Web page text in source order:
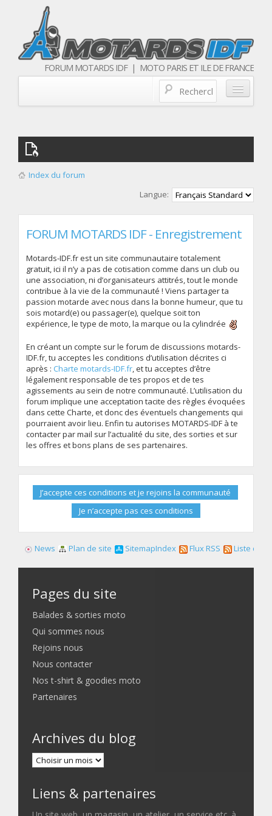
FORUM MOTARDS IDF | MOTO PARIS ET ILE DE FRANCE
Forum
Balades & sorties moto
Index du forum
Langue:
FORUM MOTARDS IDF - Enregistrement
Motards-IDF.fr est un site communautaire totalement
gratuit, ici il n’y a pas de cotisation comme dans un club ou
une association, ni d’organisateurs attitrés, tout le monde
contribue à la vie de la communauté ! Viens partager ta
passion motarde avec nous dans la bonne humeur, que tu
sois motard(e) ou passager(e), quelque soit ton
expérience, le type de moto, la marque ou la cylindrée
En créant un compte sur le forum de discussions motards-
IDF.fr, tu acceptes les conditions d’utilisation décrites ci
après : Charte motards-IDF.fr, et tu acceptes d’être
légalement responsable de tes propos et de tes
agissements au sein de notre communauté. L’utilisation du
forum implique une acceptation tacite des règles évoquées
dans cette Charte, et donc des éventuels changements qui
pourraient avoir lieu. Enfin tu autorises MOTARDS-IDF à te
contacter par mail sur l’actualité du site, des sorties et sur
les offres et bons plans de ses partenaires.
News Plan de site SitemapIndex Flux RSS Liste des
Pages du site
Balades & sorties moto
Qui sommes nous
Rejoins nous
Nous contacter
Nos t-shirt & goodies moto
Partenaires
Archives du blog
Liens & partenaires